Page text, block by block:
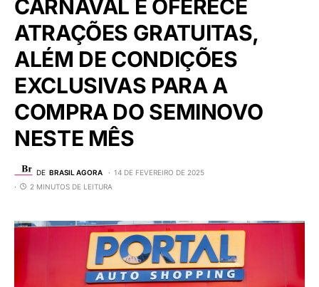
CARNAVAL E OFERECE
ATRAÇÕES GRATUITAS,
ALÉM DE CONDIÇÕES
EXCLUSIVAS PARA A
COMPRA DO SEMINOVO
NESTE MÊS
DE BRASIL AGORA
14 DE FEVEREIRO DE 2025
2 MINUTOS DE LEITURA